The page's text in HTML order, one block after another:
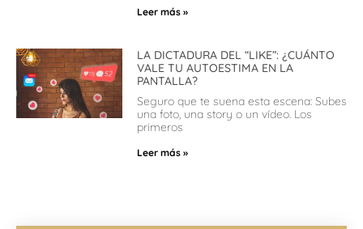
Leer más »
LA DICTADURA DEL “LIKE”: ¿CUÁNTO
VALE TU AUTOESTIMA EN LA
PANTALLA?
Seguro que te suena esta escena: Subes
una foto, una story o un vídeo. Los
primeros
Leer más »